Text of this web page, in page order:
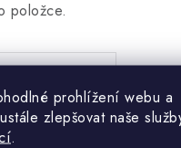
prohlížení webu a
zlepšovat naše
.
položce.